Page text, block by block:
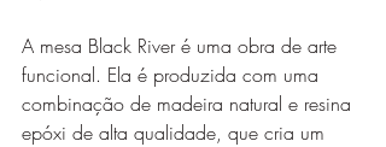
A mesa Black River é uma obra de arte
funcional. Ela é produzida com uma
combinação de madeira natural e resina
epóxi de alta qualidade, que cria um